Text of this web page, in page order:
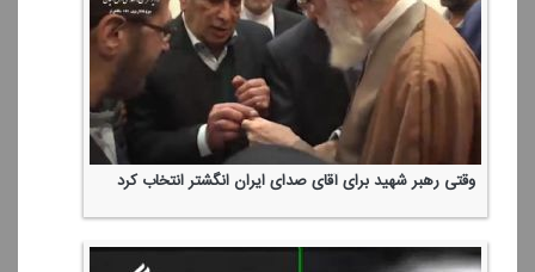
وقتی رهبر شهید برای آقای صدای ایران انگشتر انتخاب كرد